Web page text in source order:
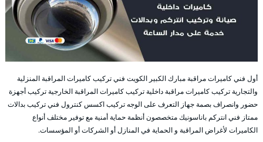
أول فني كاميرات مراقبة مبارك الكبير الكويت فني تركيب كاميرات المراقبة المنزلية
والتجارية تركيب كاميرات مراقبة داخلية تركيب كاميرات المراقبة الخارجية تركيب أجهزة
حضور وانصراف بصمة جهاز التعرف على الوجه تركيب اكسس كنترول فني تركيب بدالات
ممتاز فني انتركم باناسونيك متخصصون أنظمة حماية أمنية مع توفير مختلف أنواع
الكاميرات لأغراض المراقبة و الحماية في المنازل أو الشركات أو المؤسسات.